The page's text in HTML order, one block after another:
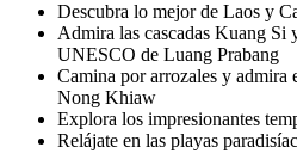
Descubra lo mejor de Laos y
Admira las cascadas Kuang Si
UNESCO de Luang Prabang
Camina por arrozales y admira
Nong Khiaw
Explora los impresionantes
Relájate en las playas